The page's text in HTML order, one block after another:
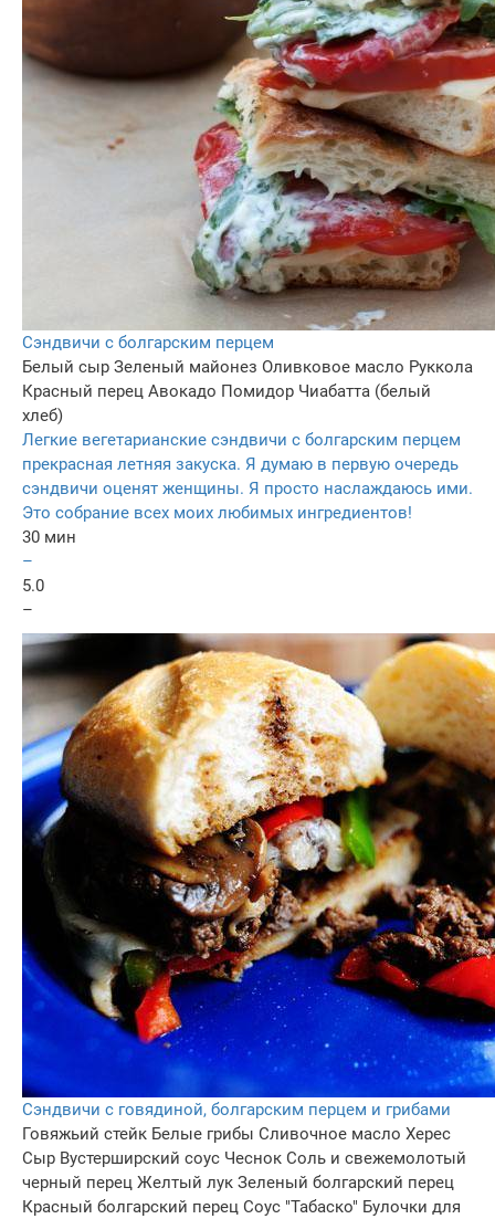
Сэндвичи с болгарским перцем
Белый сыр Зеленый майонез Оливковое масло Руккола
Красный перец Авокадо Помидор Чиабатта (белый
хлеб)
Легкие вегетарианские сэндвичи с болгарским перцем
прекрасная летняя закуска. Я думаю в первую очередь
сэндвичи оценят женщины. Я просто наслаждаюсь ими.
Это собрание всех моих любимых ингредиентов!
30 мин
–
5.0
–
Сэндвичи с говядиной, болгарским перцем и грибами
Говяжьий стейк Белые грибы Сливочное масло Херес
Сыр Вустерширский соус Чеснок Соль и свежемолотый
черный перец Желтый лук Зеленый болгарский перец
Красный болгарский перец Соус "Табаско" Булочки для